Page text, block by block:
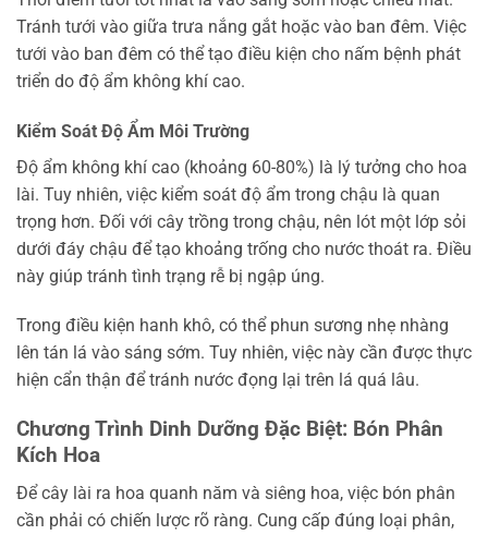
Tránh tưới vào giữa trưa nắng gắt hoặc vào ban đêm. Việc
tưới vào ban đêm có thể tạo điều kiện cho nấm bệnh phát
triển do độ ẩm không khí cao.
Kiểm Soát Độ Ẩm Môi Trường
Độ ẩm không khí cao (khoảng 60-80%) là lý tưởng cho hoa
lài. Tuy nhiên, việc kiểm soát độ ẩm trong chậu là quan
trọng hơn. Đối với cây trồng trong chậu, nên lót một lớp sỏi
dưới đáy chậu để tạo khoảng trống cho nước thoát ra. Điều
này giúp tránh tình trạng rễ bị ngập úng.
Trong điều kiện hanh khô, có thể phun sương nhẹ nhàng
lên tán lá vào sáng sớm. Tuy nhiên, việc này cần được thực
hiện cẩn thận để tránh nước đọng lại trên lá quá lâu.
Chương Trình Dinh Dưỡng Đặc Biệt: Bón Phân
Kích Hoa
Để cây lài ra hoa quanh năm và siêng hoa, việc bón phân
cần phải có chiến lược rõ ràng. Cung cấp đúng loại phân,